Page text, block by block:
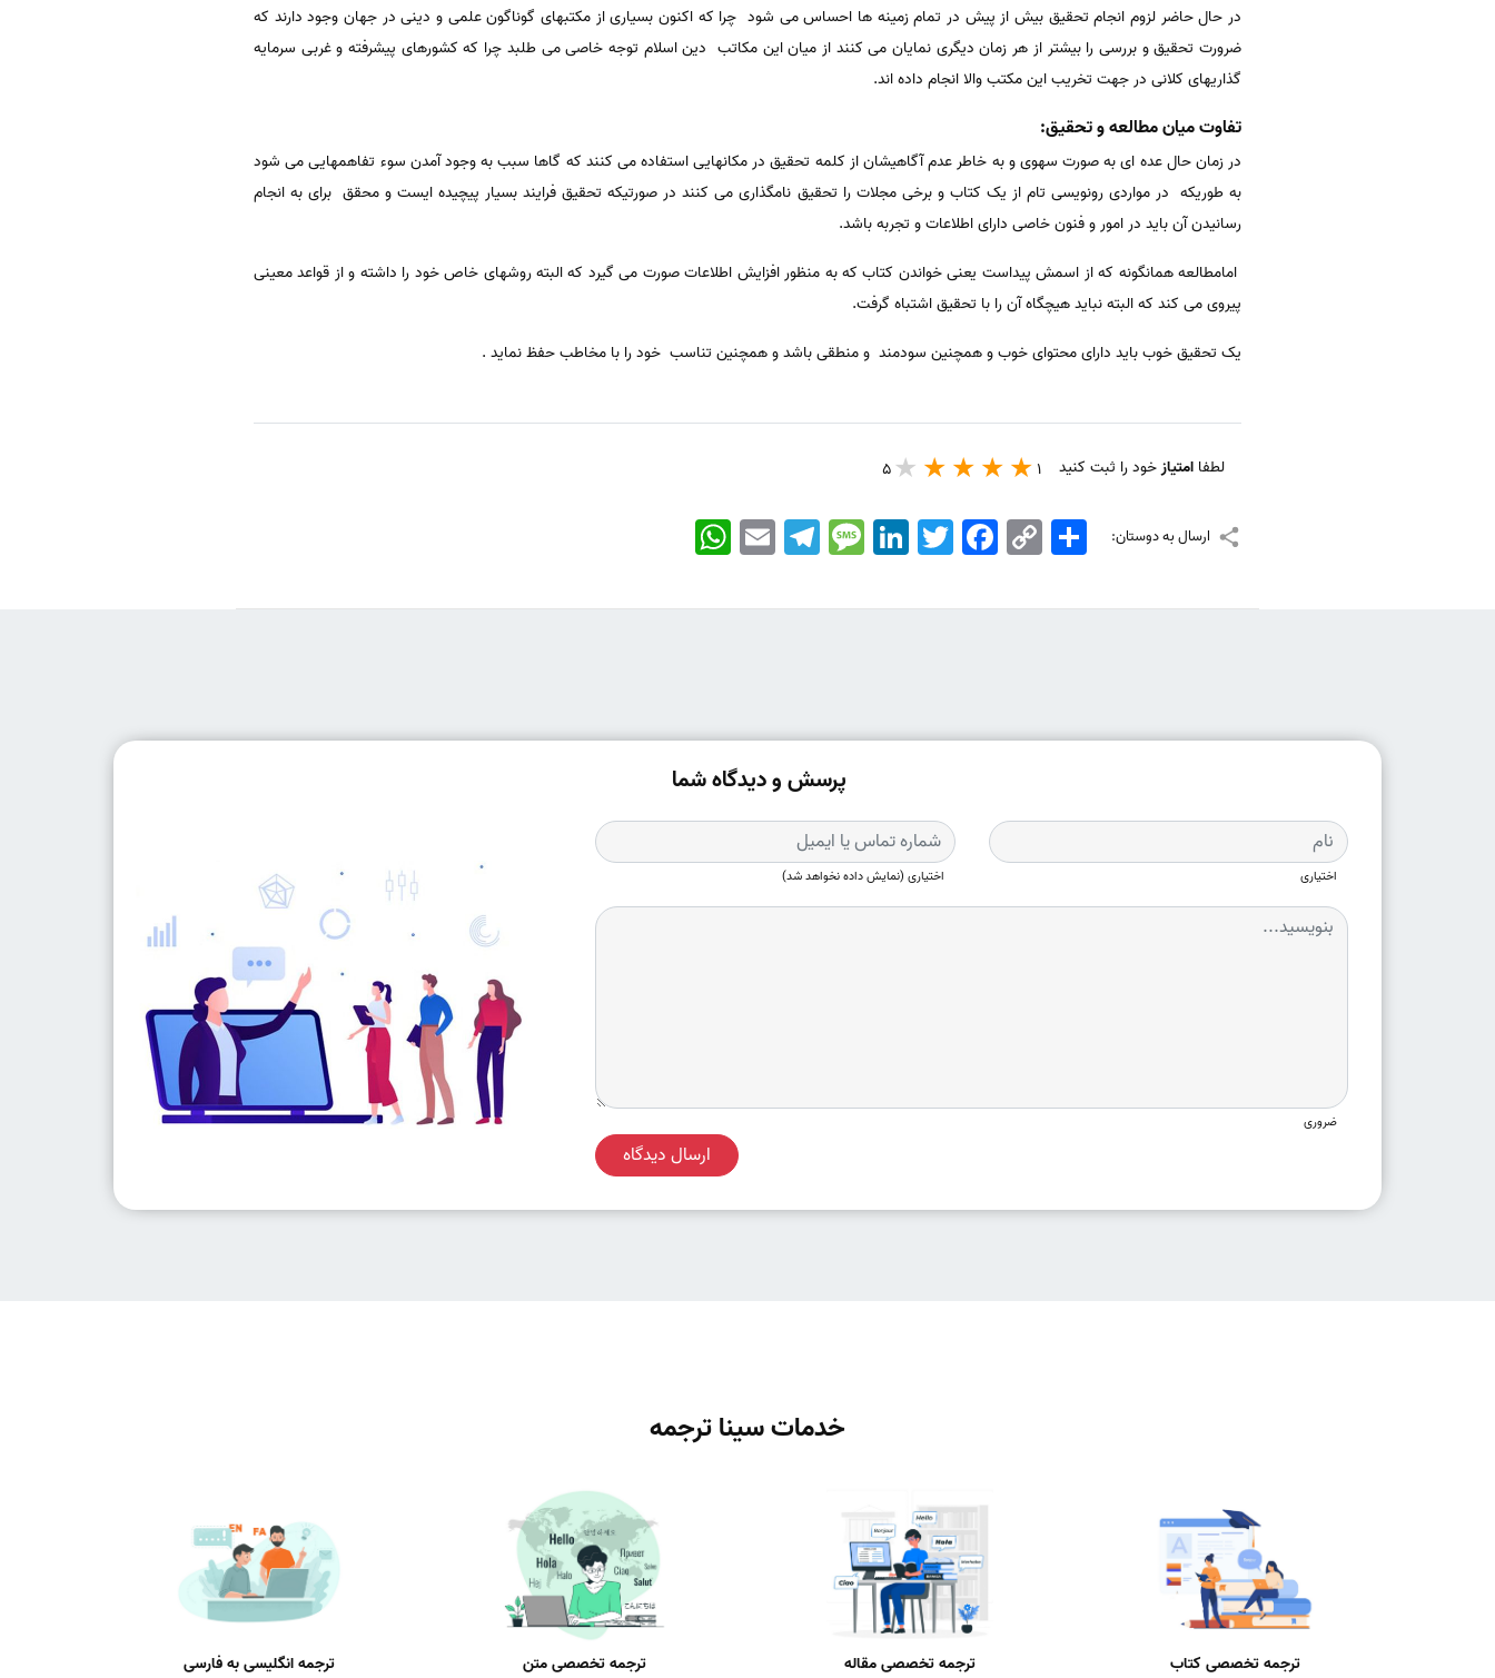
در حال حاضر لزوم انجام تحقیق بیش از پیش در تمام زمینه ها احساس می شود چرا که اکنون بسیاری از مکتبهای گوناگون علمی و دینی در جهان وجود دارند که
ضرورت تحقیق و بررسی را بیشتر از هر زمان دیگری نمایان می کنند از میان این مکاتب دین اسلام توجه خاصی می طلبد چرا که کشورهای پیشرفته و غربی سرمایه
گذاریهای کلانی در جهت تخریب این مکتب والا انجام داده اند.
تفاوت میان مطالعه و تحقیق:
در زمان حال عده ای به صورت سهوی و به خاطر عدم آگاهیشان از کلمه تحقیق در مکانهایی استفاده می کنند که گاها سبب به وجود آمدن سوء تفاهمهایی می شود
به طوریکه در مواردی رونویسی تام از یک کتاب و برخی مجلات را تحقیق نامگذاری می کنند در صورتیکه تحقیق فرایند بسیار پیچیده ایست و محقق برای به انجام
رسانیدن آن باید در امور و فنون خاصی دارای اطلاعات و تجربه باشد.
امامطالعه همانگونه که از اسمش پیداست یعنی خواندن کتاب که به منظور افزایش اطلاعات صورت می گیرد که البته روشهای خاص خود را داشته و از قواعد معینی
پیروی می کند که البته نباید هیچگاه آن را با تحقیق اشتباه گرفت.
یک تحقیق خوب باید دارای محتوای خوب و همچنین سودمند و منطقی باشد و همچنین تناسب خود را با مخاطب حفظ نماید .
لطفا امتیازخود را ثبت کنید 1
5
ارسال به دوستان: WhatsApp EmailTelegramMessageLinkedIn TwitterFacebook Copy
Link
اشتراک
پرسش و دیدگاه شما
اختیاری اختیاری (نمایش داده نخواهد شد)
ضروری
ارسال دیدگاه
خدمات سینا ترجمه
ترجمه تخصصی کتاب ترجمه تخصصی مقاله ترجمه تخصصی متن ترجمه انگلیسی به فارسی